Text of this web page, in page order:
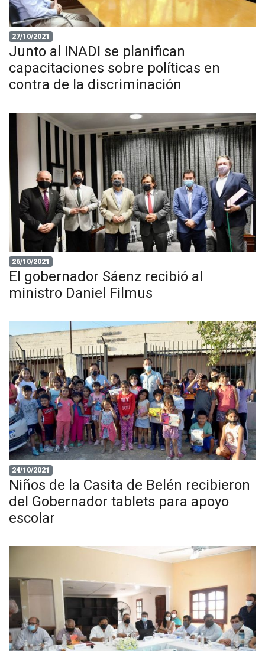
27/10/2021
Junto al INADI se planifican
capacitaciones sobre políticas en
contra de la discriminación
26/10/2021
El gobernador Sáenz recibió al
ministro Daniel Filmus
24/10/2021
Niños de la Casita de Belén recibieron
del Gobernador tablets para apoyo
escolar